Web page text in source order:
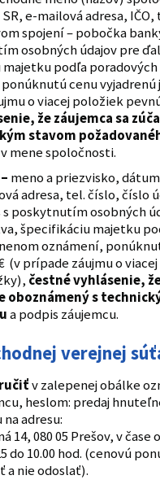
e-mailová adresa,
spojení – pobočka
osobných údajov pre
podľa poradových
cenu vyjadrenú
o viacej položiek
že záujemca sa
stavom
mene spoločnosti.
meno a priezvisko,
adresa, tel. číslo, číslo
poskytnutím osobných
špecifikáciu majetku
oznámení,
(v prípade záujmu o
čestné vyhlásenie,
oboznámený s
a podpis záujemcu.
verejnej
v zalepenej obálke
heslom: predaj
adresu:
14, 080 05 Prešov, v čase
do 10.00 hod. (cenovú
a nie odoslať).